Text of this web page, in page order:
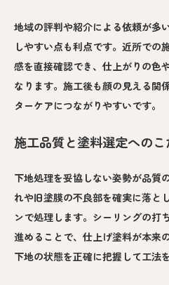
地域の評判や紹介による依頼が多
しやすい点も利点です。近所での
感を直接確認でき、仕上がりの色
なります。施工後も顔の見える関
ターケアにつながりやすいです。
施工品質と塗料選定へのこ
下地処理を妥協しない姿勢が品質
れや旧塗膜の不良部を確実に落と
ンで処理します。シーリングの打
進めることで、仕上げ塗料が本来
下地の状態を正確に把握して工法